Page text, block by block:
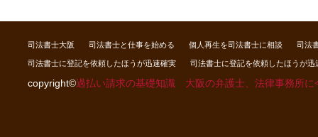
司法書士大阪 司法書士と仕事を始める 個人再生を司法書士に相談 司法
司法書士に登記を依頼したほうが迅速確実 司法書士に登記を依頼したほうが迅
copyright©過払い請求の基礎知識 大阪の弁護士、法律事務所